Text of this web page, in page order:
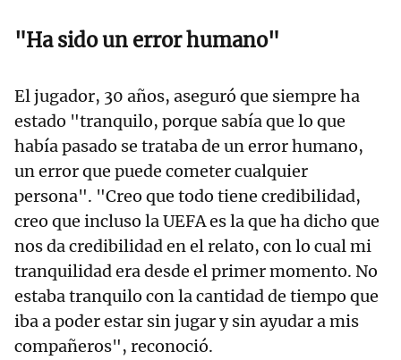
"Ha sido un error humano"
El jugador, 30 años, aseguró que siempre ha
estado "tranquilo, porque sabía que lo que
había pasado se trataba de un error humano,
un error que puede cometer cualquier
persona". "Creo que todo tiene credibilidad,
creo que incluso la UEFA es la que ha dicho que
nos da credibilidad en el relato, con lo cual mi
tranquilidad era desde el primer momento. No
estaba tranquilo con la cantidad de tiempo que
iba a poder estar sin jugar y sin ayudar a mis
compañeros", reconoció.